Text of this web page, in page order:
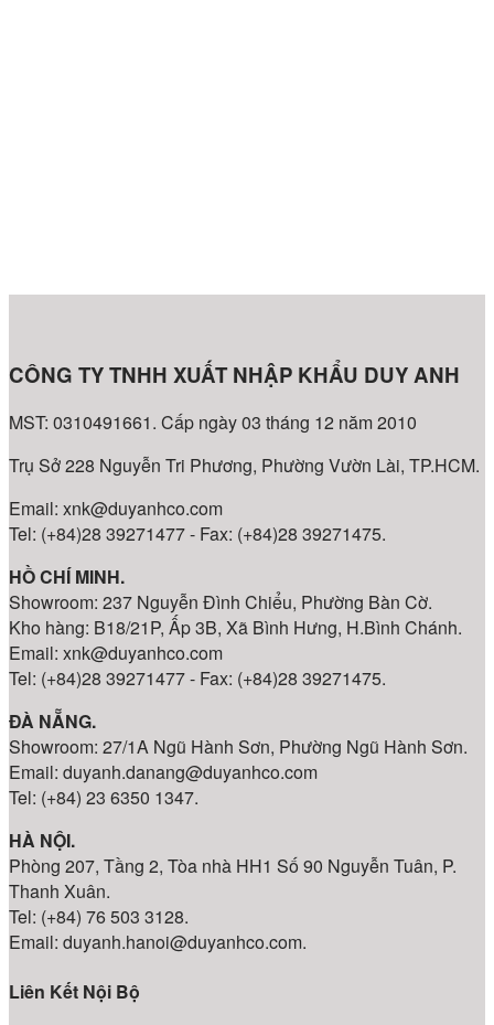
CÔNG TY TNHH XUẤT NHẬP KHẨU DUY ANH
MST: 0310491661. Cấp ngày 03 tháng 12 năm 2010
Trụ Sở 228 Nguyễn Tri Phương, Phường Vườn Lài, TP.HCM.
Email: xnk@duyanhco.com
Tel: (+84)28 39271477 - Fax: (+84)28 39271475.
HỒ CHÍ MINH.
Showroom: 237 Nguyễn Đình Chiểu, Phường Bàn Cờ.
Kho hàng: B18/21P, Ấp 3B, Xã Bình Hưng, H.Bình Chánh.
Email: xnk@duyanhco.com
Tel: (+84)28 39271477 - Fax: (+84)28 39271475.
ĐÀ NẴNG.
Showroom: 27/1A Ngũ Hành Sơn, Phường Ngũ Hành Sơn.
Email: duyanh.danang@duyanhco.com
Tel: (+84) 23 6350 1347.
HÀ NỘI.
Phòng 207, Tầng 2, Tòa nhà HH1 Số 90 Nguyễn Tuân, P.
Thanh Xuân.
Tel: (+84) 76 503 3128.
Email: duyanh.hanoi@duyanhco.com.
Liên Kết Nội Bộ